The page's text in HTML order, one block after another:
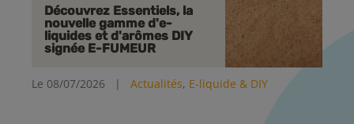
Découvrez Essentiels, la
nouvelle gamme d'e-
liquides et d'arômes DIY
signée E-FUMEUR
Le 08/07/2026 | Actualités, E-liquide & DIY